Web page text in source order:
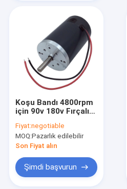
Koşu Bandı 4800rpm
için 90v 180v Fırçalı
Fiyat:negotiable
MOQ:Pazarlık edilebilir
Son Fiyat alın
Şimdi başvurun